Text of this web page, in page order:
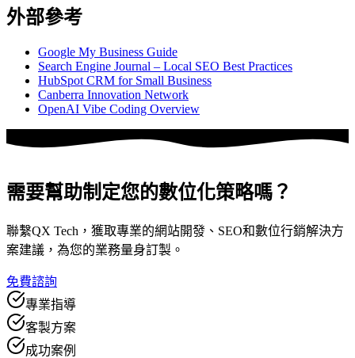
外部參考
Google My Business Guide
Search Engine Journal – Local SEO Best Practices
HubSpot CRM for Small Business
Canberra Innovation Network
OpenAI Vibe Coding Overview
需要幫助制定您的數位化策略嗎？
聯繫QX Tech，獲取專業的網站開發、SEO和數位行銷解決方
案建議，為您的業務量身訂製。
免費諮詢
專業指導
客製方案
成功案例